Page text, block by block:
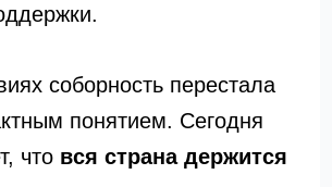
соборность перестала
понятием. Сегодня
что вся страна держится